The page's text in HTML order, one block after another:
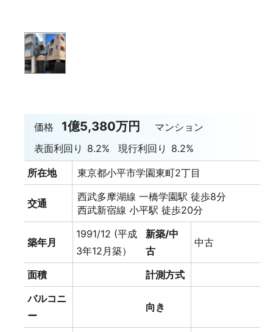
価格 1億5,380万円
マンション
表面利回り 8.2% 現行利回り 8.2%
所在地
東京都小平市学園東町2丁目
交通
西武多摩湖線 一橋学園駅 徒歩8分
西武新宿線 小平駅 徒歩20分
築年月
1991/12 (平成
3年12月築）
新築/中
古
中古
面積
計測方式
バルコニ
ー
向き